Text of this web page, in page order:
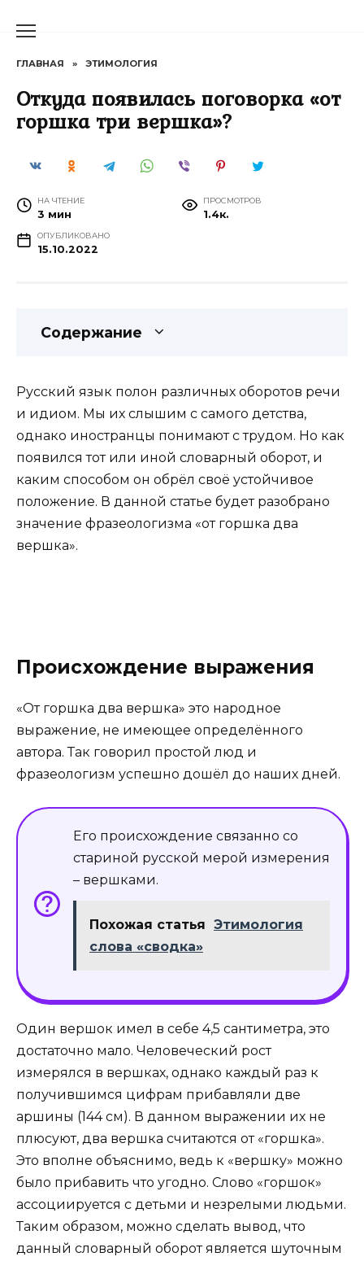
ГЛАВНАЯ » ЭТИМОЛОГИЯ
Откуда появилась поговорка «от
горшка три вершка»?
НА ЧТЕНИЕ
3 мин
ПРОСМОТРОВ
1.4к.
ОПУБЛИКОВАНО
15.10.2022
Содержание
Русский язык полон различных оборотов речи
и идиом. Мы их слышим с самого детства,
однако иностранцы понимают с трудом. Но как
появился тот или иной словарный оборот, и
каким способом он обрёл своё устойчивое
положение. В данной статье будет разобрано
значение фразеологизма «от горшка два
вершка».
Происхождение выражения
«От горшка два вершка» это народное
выражение, не имеющее определённого
автора. Так говорил простой люд и
фразеологизм успешно дошёл до наших дней.
Его происхождение связанно со
стариной русской мерой измерения
– вершками.
Похожая статья Этимология
слова «сводка»
Один вершок имел в себе 4,5 сантиметра, это
достаточно мало. Человеческий рост
измерялся в вершках, однако каждый раз к
получившимся цифрам прибавляли две
аршины (144 см). В данном выражении их не
плюсуют, два вершка считаются от «горшка».
Это вполне объяснимо, ведь к «вершку» можно
было прибавить что угодно. Слово «горшок»
ассоциируется с детьми и незрелыми людьми.
Таким образом, можно сделать вывод, что
данный словарный оборот является шуточным